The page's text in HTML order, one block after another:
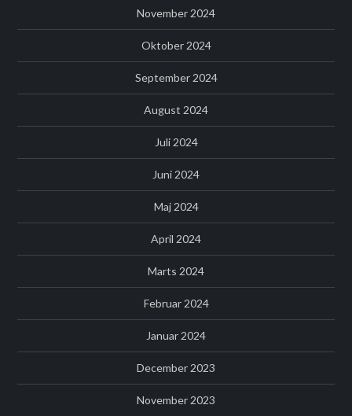
November 2024
Oktober 2024
September 2024
August 2024
Juli 2024
Juni 2024
Maj 2024
April 2024
Marts 2024
Februar 2024
Januar 2024
December 2023
November 2023